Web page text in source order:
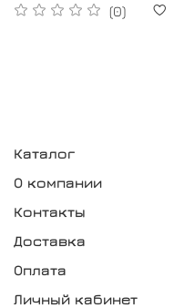
(0)
Каталог
О компании
Контакты
Доставка
Оплата
Личный кабинет